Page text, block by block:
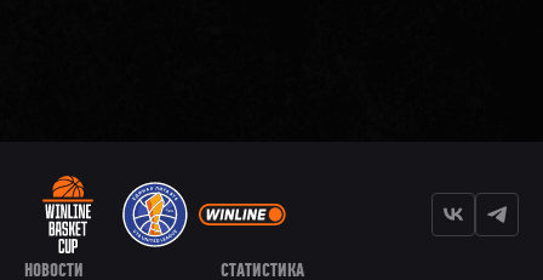
НОВОСТИ СТАТИСТИКА